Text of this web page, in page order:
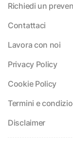
Richiedi un
Contattaci
Lavora con noi
Privacy Policy
Cookie Policy
Termini e
Disclaimer